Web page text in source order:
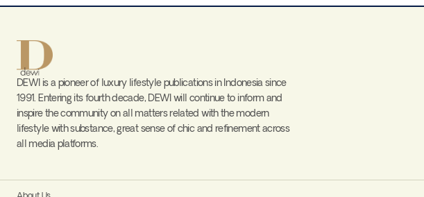
DEWI is a pioneer of luxury lifestyle publications in Indonesia since
1991. Entering its fourth decade, DEWI will continue to inform and
inspire the community on all matters related with the modern
lifestyle with substance, great sense of chic and refinement across
all media platforms.